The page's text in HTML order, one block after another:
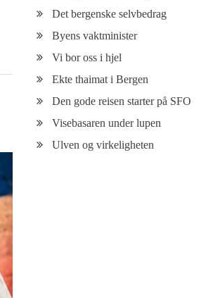
Det bergenske selvbedrag
Byens vaktminister
Vi bor oss i hjel
Ekte thaimat i Bergen
Den gode reisen starter på SFO
Visebasaren under lupen
Ulven og virkeligheten